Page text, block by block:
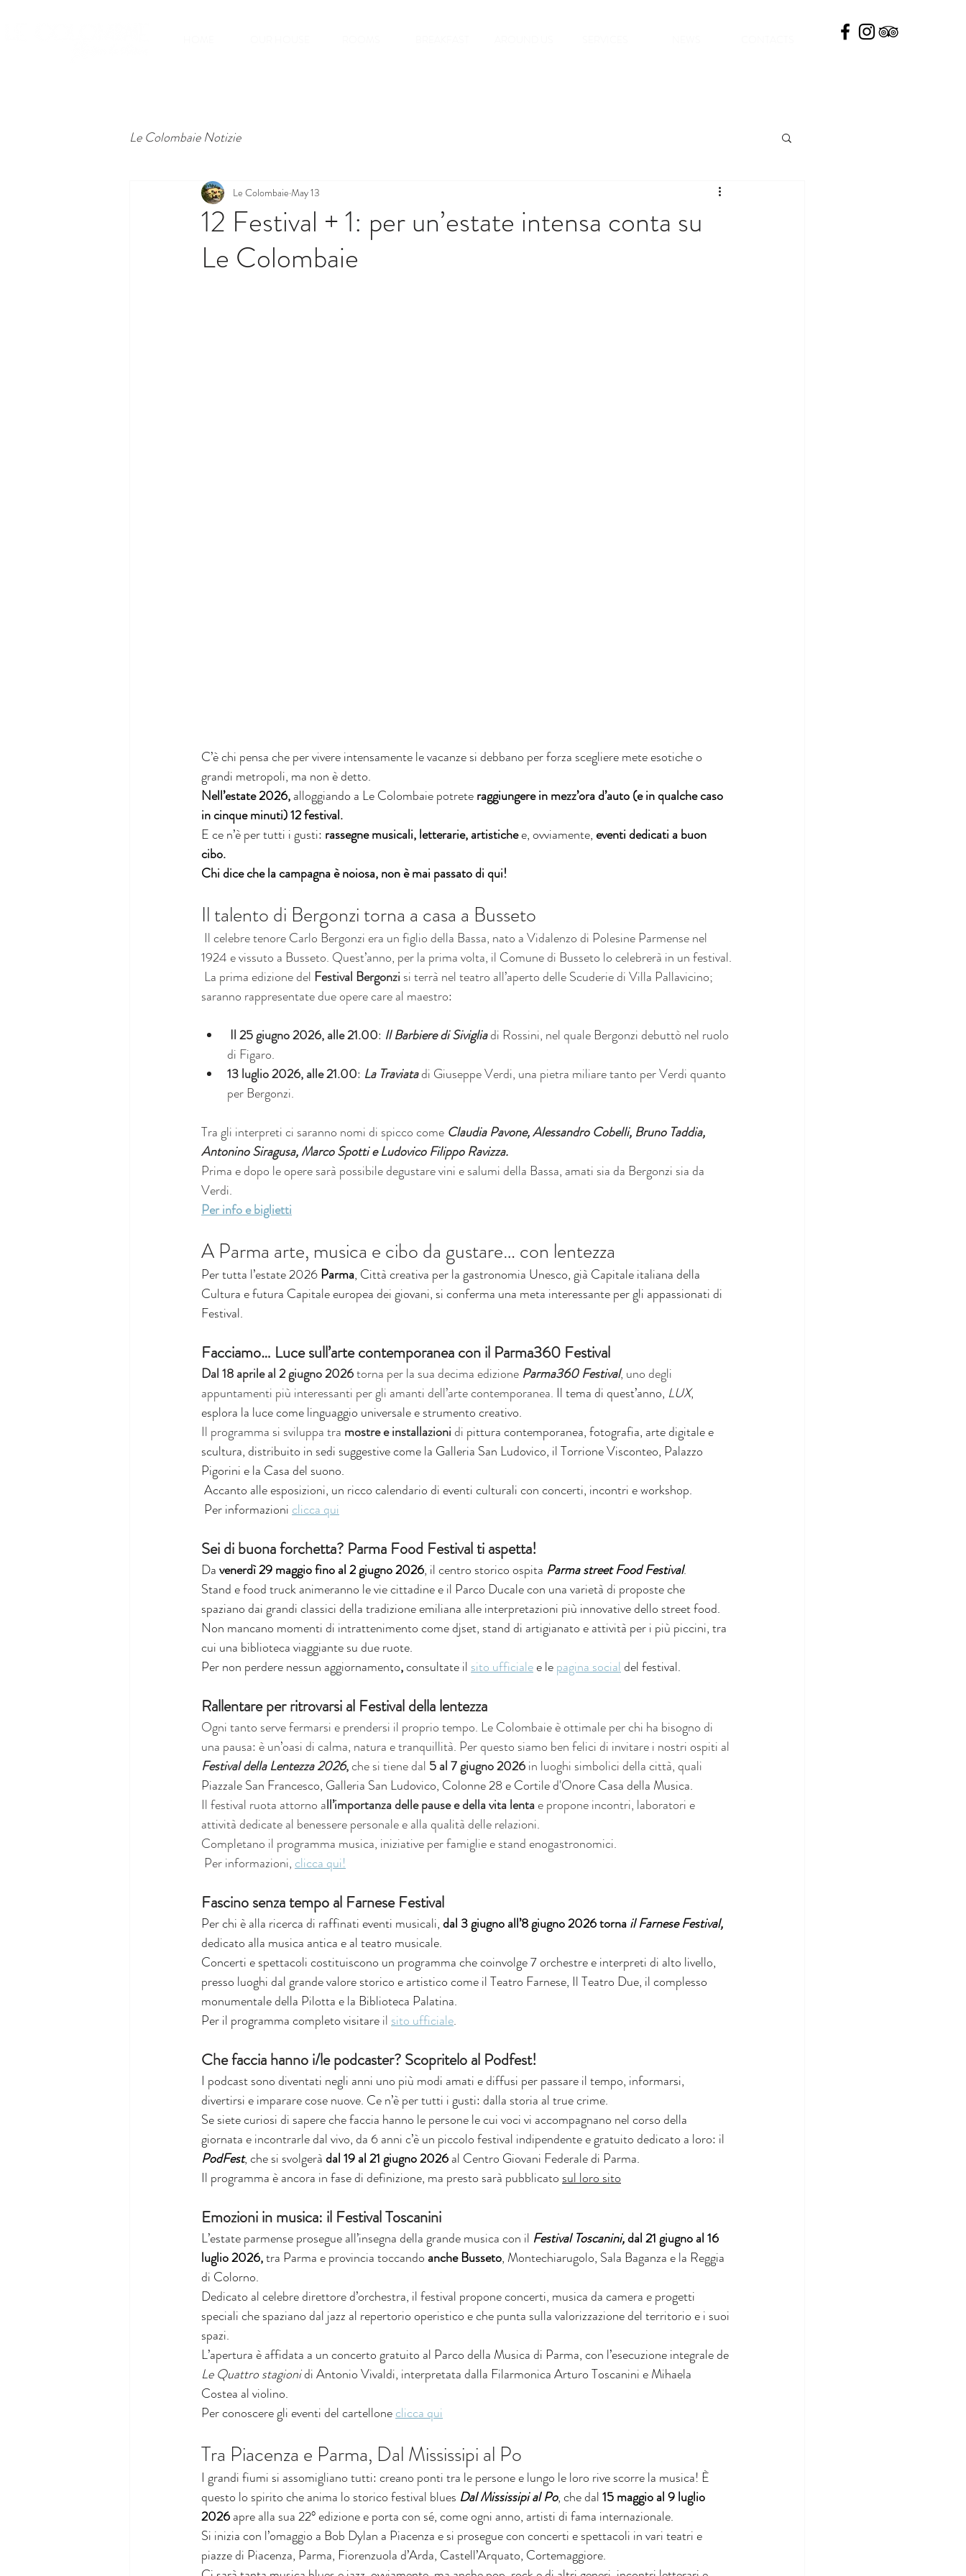
Le Colombaie Notizie
12 Festival + 1: per un’estate intensa conta su
Le Colombaie
Le Colombaie May 13
C’è chi pensa che per vivere intensamente le vacanze si debbano per forza scegliere mete esotiche o
grandi metropoli, ma non è detto.
Nell’estate 2026, alloggiando a Le Colombaie potrete raggiungere in mezz’ora d’auto (e in qualche caso
in cinque minuti) 12 festival.
E ce n’è per tutti i gusti: rassegne musicali, letterarie, artistiche e, ovviamente, eventi dedicati a buon
cibo.
Chi dice che la campagna è noiosa, non è mai passato di qui!
Il talento di Bergonzi torna a casa a Busseto
Il celebre tenore Carlo Bergonzi era un figlio della Bassa, nato a Vidalenzo di Polesine Parmense nel
1924 e vissuto a Busseto. Quest’anno, per la prima volta, il Comune di Busseto lo celebrerà in un festival.
La prima edizione del Festival Bergonzi si terrà nel teatro all’aperto delle Scuderie di Villa Pallavicino;
saranno rappresentate due opere care al maestro:
Il 25 giugno 2026, alle 21.00: Il Barbiere di Siviglia di Rossini, nel quale Bergonzi debuttò nel ruolo
di Figaro.
13 luglio 2026, alle 21.00: La Traviata di Giuseppe Verdi, una pietra miliare tanto per Verdi quanto
per Bergonzi.
Tra gli interpreti ci saranno nomi di spicco come Claudia Pavone, Alessandro Cobelli, Bruno Taddia,
Antonino Siragusa, Marco Spotti e Ludovico Filippo Ravizza.
Prima e dopo le opere sarà possibile degustare vini e salumi della Bassa, amati sia da Bergonzi sia da
Verdi.
Per info e biglietti
A Parma arte, musica e cibo da gustare… con lentezza
Per tutta l’estate 2026 Parma, Città creativa per la gastronomia Unesco, già Capitale italiana della
Cultura e futura Capitale europea dei giovani, si conferma una meta interessante per gli appassionati di
Festival.
Facciamo… Luce sull’arte contemporanea con il Parma360 Festival
Dal 18 aprile al 2 giugno 2026 torna per la sua decima edizione Parma360 Festival, uno degli
appuntamenti più interessanti per gli amanti dell’arte contemporanea. Il tema di quest’anno, LUX,
esplora la luce come linguaggio universale e strumento creativo.
Il programma si sviluppa tra mostre e installazioni di pittura contemporanea, fotografia, arte digitale e
scultura, distribuito in sedi suggestive come la Galleria San Ludovico, il Torrione Visconteo, Palazzo
Pigorini e la Casa del suono.
Accanto alle esposizioni, un ricco calendario di eventi culturali con concerti, incontri e workshop.
Per informazioni clicca qui
Sei di buona forchetta? Parma Food Festival ti aspetta!
Da venerdì 29 maggio fino al 2 giugno 2026, il centro storico ospita Parma street Food Festival.
Stand e food truck animeranno le vie cittadine e il Parco Ducale con una varietà di proposte che
spaziano dai grandi classici della tradizione emiliana alle interpretazioni più innovative dello street food.
Non mancano momenti di intrattenimento come djset, stand di artigianato e attività per i più piccini, tra
cui una biblioteca viaggiante su due ruote.
Per non perdere nessun aggiornamento, consultate il sito ufficiale e le pagina social del festival.
Rallentare per ritrovarsi al Festival della lentezza
Ogni tanto serve fermarsi e prendersi il proprio tempo. Le Colombaie è ottimale per chi ha bisogno di
una pausa: è un’oasi di calma, natura e tranquillità. Per questo siamo ben felici di invitare i nostri ospiti al
Festival della Lentezza 2026, che si tiene dal 5 al 7 giugno 2026 in luoghi simbolici della città, quali
Piazzale San Francesco, Galleria San Ludovico, Colonne 28 e Cortile d'Onore Casa della Musica.
Il festival ruota attorno all’importanza delle pause e della vita lenta e propone incontri, laboratori e
attività dedicate al benessere personale e alla qualità delle relazioni.
Completano il programma musica, iniziative per famiglie e stand enogastronomici.
Per informazioni, clicca qui!
Fascino senza tempo al Farnese Festival
Per chi è alla ricerca di raffinati eventi musicali, dal 3 giugno all’8 giugno 2026 torna il Farnese Festival,
dedicato alla musica antica e al teatro musicale.
Concerti e spettacoli costituiscono un programma che coinvolge 7 orchestre e interpreti di alto livello,
presso luoghi dal grande valore storico e artistico come il Teatro Farnese, Il Teatro Due, il complesso
monumentale della Pilotta e la Biblioteca Palatina.
Per il programma completo visitare il sito ufficiale.
Che faccia hanno i/le podcaster? Scopritelo al Podfest!
I podcast sono diventati negli anni uno più modi amati e diffusi per passare il tempo, informarsi,
divertirsi e imparare cose nuove. Ce n’è per tutti i gusti: dalla storia al true crime.
Se siete curiosi di sapere che faccia hanno le persone le cui voci vi accompagnano nel corso della
giornata e incontrarle dal vivo, da 6 anni c’è un piccolo festival indipendente e gratuito dedicato a loro: il
PodFest, che si svolgerà dal 19 al 21 giugno 2026 al Centro Giovani Federale di Parma.
Il programma è ancora in fase di definizione, ma presto sarà pubblicato sul loro sito
Emozioni in musica: il Festival Toscanini
L’estate parmense prosegue all’insegna della grande musica con il Festival Toscanini, dal 21 giugno al 16
luglio 2026, tra Parma e provincia toccando anche Busseto, Montechiarugolo, Sala Baganza e la Reggia
di Colorno.
Dedicato al celebre direttore d’orchestra, il festival propone concerti, musica da camera e progetti
speciali che spaziano dal jazz al repertorio operistico e che punta sulla valorizzazione del territorio e i suoi
spazi.
L’apertura è affidata a un concerto gratuito al Parco della Musica di Parma, con l’esecuzione integrale de
Le Quattro stagioni di Antonio Vivaldi, interpretata dalla Filarmonica Arturo Toscanini e Mihaela
Costea al violino.
Per conoscere gli eventi del cartellone clicca qui
Tra Piacenza e Parma, Dal Mississipi al Po
I grandi fiumi si assomigliano tutti: creano ponti tra le persone e lungo le loro rive scorre la musica! È
questo lo spirito che anima lo storico festival blues Dal Mississipi al Po, che dal 15 maggio al 9 luglio
2026 apre alla sua 22° edizione e porta con sé, come ogni anno, artisti di fama internazionale.
Si inizia con l’omaggio a Bob Dylan a Piacenza e si prosegue con concerti e spettacoli in vari teatri e
piazze di Piacenza, Parma, Fiorenzuola d’Arda, Castell’Arquato, Cortemaggiore.